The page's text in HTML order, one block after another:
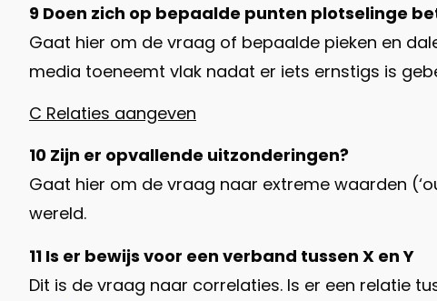
9 Doen zich op bepaalde punten plotselinge
Gaat hier om de vraag of bepaalde pieken en
media toeneemt vlak nadat er iets ernstigs is
C Relaties aangeven
10 Zijn er opvallende uitzonderingen?
Gaat hier om de vraag naar extreme waarden
wereld.
11 Is er bewijs voor een verband tussen X en Y
Dit is de vraag naar correlaties. Is er een relatie